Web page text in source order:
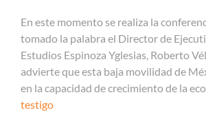
En este momento se realiza la
tomado la palabra el Director de
Estudios Espinoza Yglesias, Roberto
advierte que esta baja movilidad de
en la capacidad de crecimiento de la
testigo